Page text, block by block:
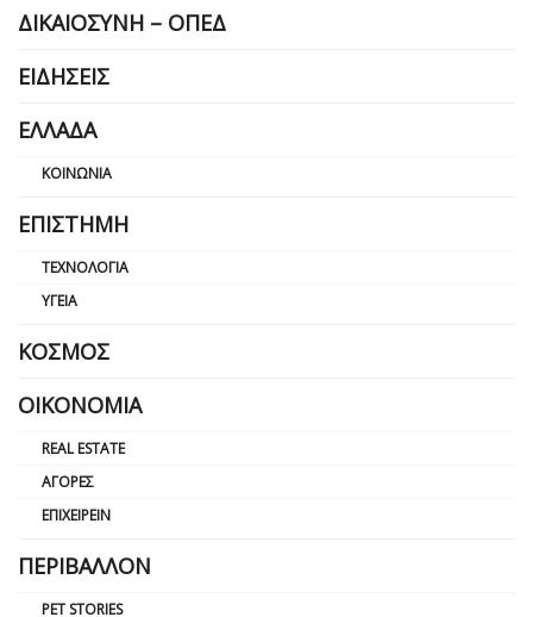
ΔΙΚΑΙΟΣΎΝΗ – ΟΠΕΔ
ΕΙΔΉΣΕΙΣ
ΕΛΛΆΔΑ
ΚΟΙΝΩΝΊΑ
ΕΠΙΣΤΉΜΗ
ΤΕΧΝΟΛΟΓΊΑ
ΥΓΕΊΑ
ΚΌΣΜΟΣ
ΟΙΚΟΝΟΜΊΑ
REAL ESTATE
ΑΓΟΡΈΣ
ΕΠΙΧΕΙΡΕΊΝ
ΠΕΡΙΒΆΛΛΟΝ
PET STORIES